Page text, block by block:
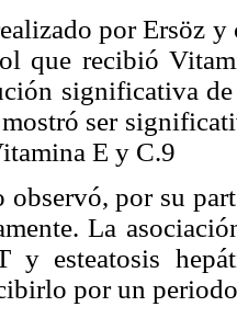
por Ersöz
que recibió
significativa
mostró ser
E y C.9
observó, por su
La
esteatosis
por un